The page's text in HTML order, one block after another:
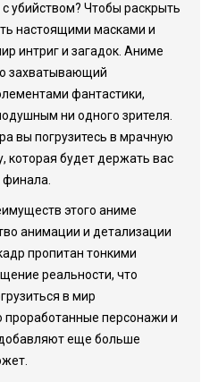
убийством? Чтобы раскрыть
настоящими масками и
интриг и загадок. Аниме
захватывающий
фантастики,
ни одного зрителя.
вы погрузитесь в мрачную
которая будет держать вас
этого аниме
анимации и детализации
пропитан тонкими
реальности, что
в мир
проработанные персонажи и
еще больше